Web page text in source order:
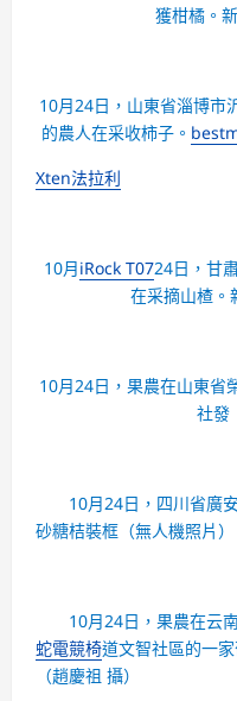
獲柑橘。
10月24日，山東省淄博市
的農人在采收柿子。
Xten法拉利
10月iRock T0724日，甘
在采摘山楂。
10月24日，果農在山東省
社發
10月24日，四川省廣
砂糖桔裝框（無人機照片）
10月24日，果農在云
蛇電競椅道文智社區的一
（趙慶祖 攝）